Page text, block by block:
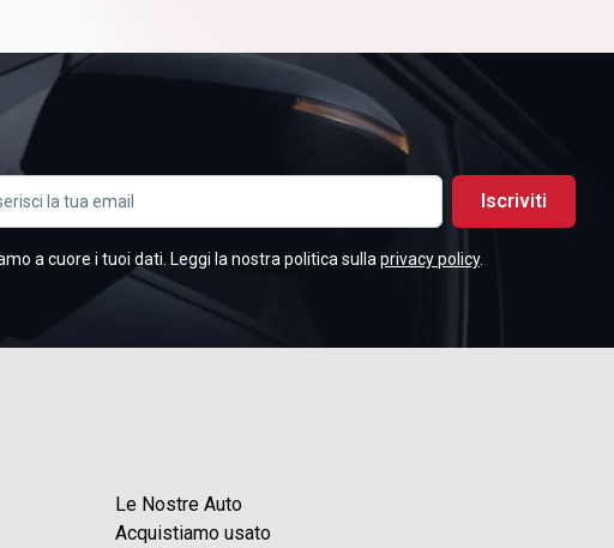
Iscriviti
a cuore i tuoi dati. Leggi la nostra politica sulla privacy policy.
Le Nostre Auto
Acquistiamo usato